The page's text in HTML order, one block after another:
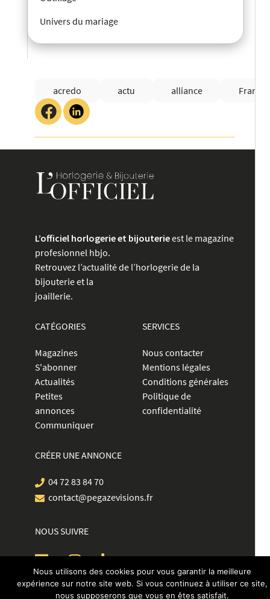
Univers du mariage
acredo actu alliance France
L’officiel horlogerie et bijouterieest le magazine
profesionnel hbjo.
Retrouvez l’actualité de l’horlogerie de la
bijouterie et la
joaillerie.
CATÉGORIES
Magazines
S'abonner
Actualités
Petites
annonces
Communiquer
SERVICES
Nous contacter
Mentions légales
Conditions générales
Politique de
confidentialité
CRÉER UNE ANNONCE
04 72 83 84 70
contact@pegazevisions.fr
NOUS SUIVRE
Nous utilisons des cookies pour vous garantir la meilleure
expérience sur notre site web. Si vous continuez à utiliser ce site,
nous supposerons que vous en êtes satisfait.